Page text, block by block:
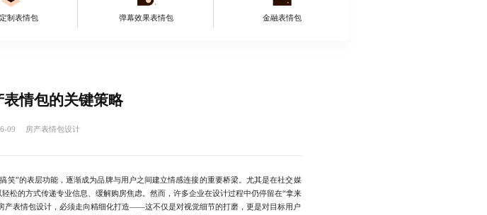
制表情包 弹幕效果表情包 金融表情包
情包的关键策略
09 房产表情包设计
笑”的表层功能，逐渐成为品牌与用户之间建立情感连接的重要桥梁。尤其是在社交媒
松的方式传递专业信息、缓解购房焦虑。然而，许多企业在设计过程中仍停留在“拿来
产表情包设计，必须走向精细化打造——这不仅是对视觉细节的打磨，更是对目标用户